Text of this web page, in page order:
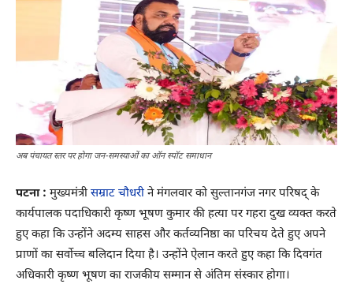
अब पंचायत स्तर पर होगा जन-समस्याओं का ऑन स्पॉट समाधान
पटना : मुख्यमंत्री सम्राट चौधरीने मंगलवार को सुल्तानगंज नगर परिषद् के
कार्यपालक पदाधिकारी कृष्ण भूषण कुमार की हत्या पर गहरा दुख व्यक्त करते
हुए कहा कि उन्होंने अदम्य साहस और कर्तव्यनिष्ठा का परिचय देते हुए अपने
प्राणों का सर्वोच्च बलिदान दिया है। उन्होंने ऐलान करते हुए कहा कि दिवगंत
अधिकारी कृष्ण भूषण का राजकीय सम्मान से अंतिम संस्कार होगा।